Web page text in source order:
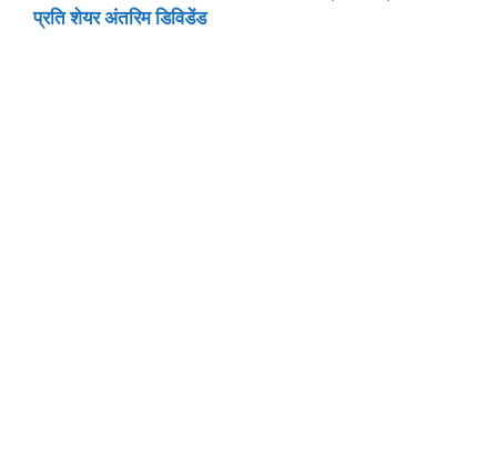
प्रति शेयर अंतरिम डिविडेंड